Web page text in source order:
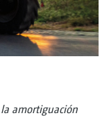
amortiguación